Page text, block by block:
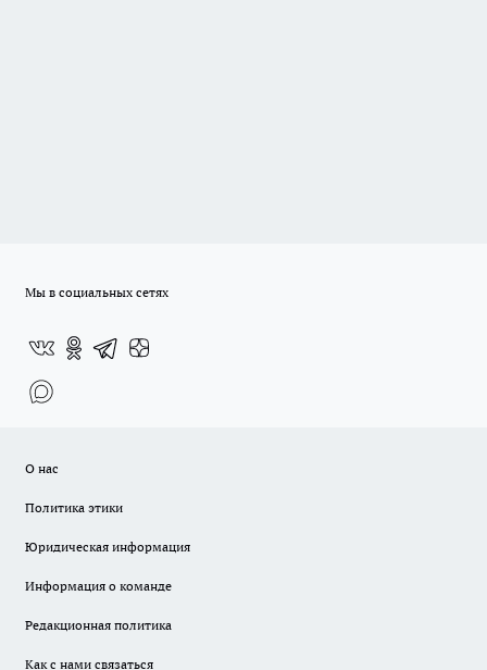
Мы в социальных сетях
О нас
Политика этики
Юридическая информация
Информация о команде
Редакционная политика
Как с нами связаться